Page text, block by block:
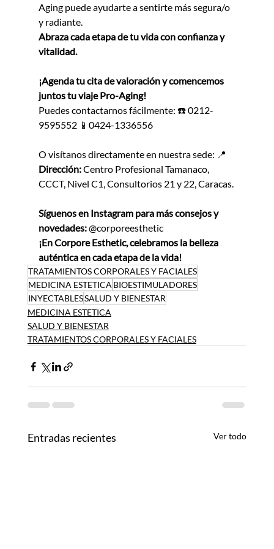
Aging puede ayudarte a sentirte más segura/o
y radiante.
Abraza cada etapa de tu vida con confianza y
vitalidad.
¡Agenda tu cita de valoración y comencemos
juntos tu viaje Pro-Aging!
Puedes contactarnos fácilmente: ☎️ 0212-
9595552 📱0424-1336556
O visítanos directamente en nuestra sede: 📍
Dirección: Centro Profesional Tamanaco,
CCCT, Nivel C1, Consultorios 21 y 22, Caracas.
Síguenos en Instagram para más consejos y
novedades: @corporeesthetic
¡En Corpore Esthetic, celebramos la belleza
auténtica en cada etapa de la vida!
TRATAMIENTOS CORPORALES Y FACIALES
MEDICINA ESTETICA BIOESTIMULADORES
INYECTABLESSALUD Y BIENESTAR
MEDICINA ESTETICA
SALUD Y BIENESTAR
TRATAMIENTOS CORPORALES Y FACIALES
Entradas recientes Ver todo